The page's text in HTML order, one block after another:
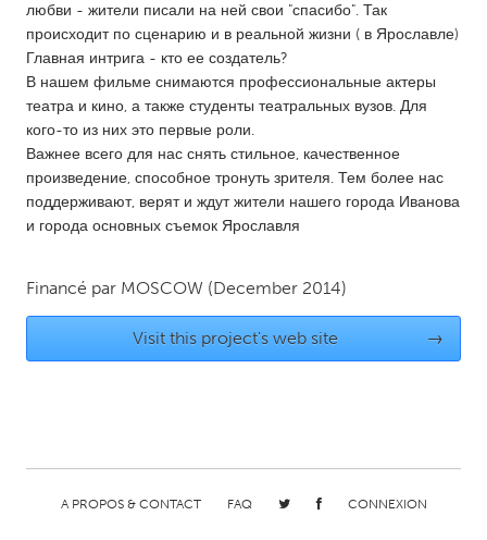
QATAR
Qatar
SINGAPORE
Singapore
Glasgow
любви - жители писали на ней свои "спасибо". Так
происходит по сценарию и в реальной жизни ( в Ярославле)
Главная интрига - кто ее создатель?
В нашем фильме снимаются профессиональные актеры
театра и кино, а также студенты театральных вузов. Для
кого-то из них это первые роли.
Важнее всего для нас снять стильное, качественное
произведение, способное тронуть зрителя. Тем более нас
поддерживают, верят и ждут жители нашего города Иванова
и города основных съемок Ярославля
Financé par MOSCOW (December 2014)
Visit this project's web site →
A PROPOS & CONTACT FAQ CONNEXION